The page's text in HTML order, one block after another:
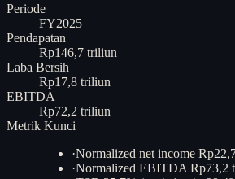
Periode
FY2025
Pendapatan
Rp146,7 triliun
Laba Bersih
Rp17,8 triliun
EBITDA
Rp72,2 triliun
Metrik Kunci
·Normalized net income
·Normalized EBITDA Rp73,2